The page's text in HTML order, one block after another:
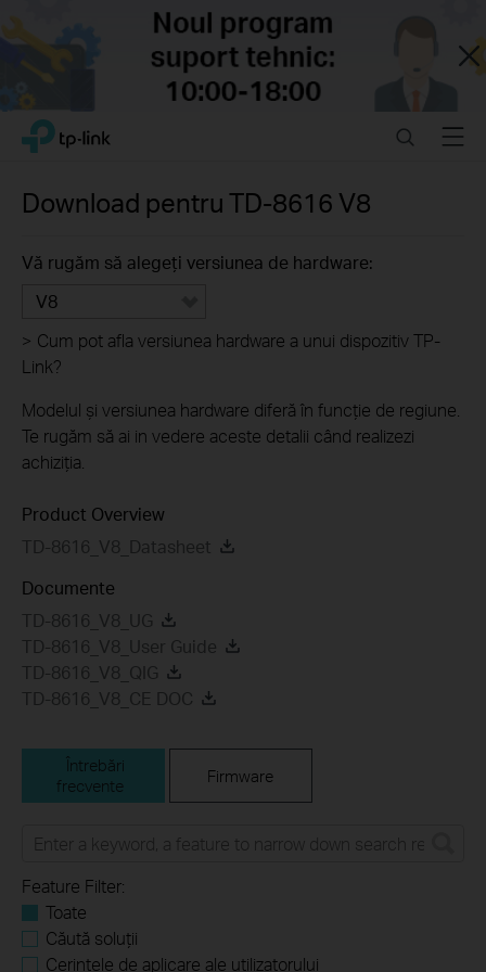
Close
Click
navigation
TP-Link, Reliably Smart SearchMenu
Download pentruTD-8616 V8
Vă rugăm să alegeți versiunea de hardware:
V8
> Cum pot afla versiunea hardware a unui dispozitiv TP-
Link?
Modelul și versiunea hardware diferă în funcție de regiune.
Te rugăm să ai in vedere aceste detalii când realizezi
achiziția.
Product Overview
TD-8616_V8_Datasheet
Documente
TD-8616_V8_UG
TD-8616_V8_User Guide
TD-8616_V8_QIG
TD-8616_V8_CE DOC
Întrebări
frecvente
Firmware
Feature Filter:
Toate
Căută soluții
Cerințele de aplicare ale utilizatorului